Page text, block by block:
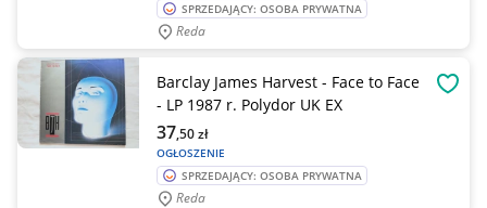
SPRZEDAJĄCY: OSOBA PRYWATNA
Reda
Barclay James Harvest - Face to Face
- LP 1987 r. Polydor UK EX
OGŁOSZENIE
37,50zł
SPRZEDAJĄCY: OSOBA PRYWATNA
Reda